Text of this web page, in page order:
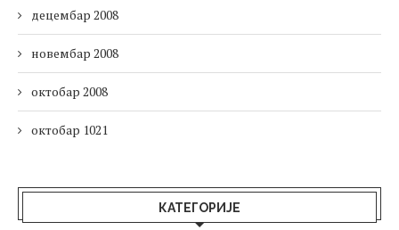
децембар 2008
новембар 2008
октобар 2008
октобар 1021
КАТЕГОРИЈЕ